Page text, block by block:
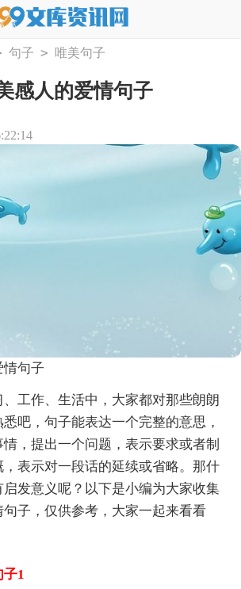
句子 > 唯美句子
感人的爱情句子
情句子
工作、生活中，大家都对那些朗朗
吧，句子能表达一个完整的意思，
，提出一个问题，表示要求或者制
表示对一段话的延续或省略。那什
发意义呢？以下是小编为大家收集
子，仅供参考，大家一起来看看
子1